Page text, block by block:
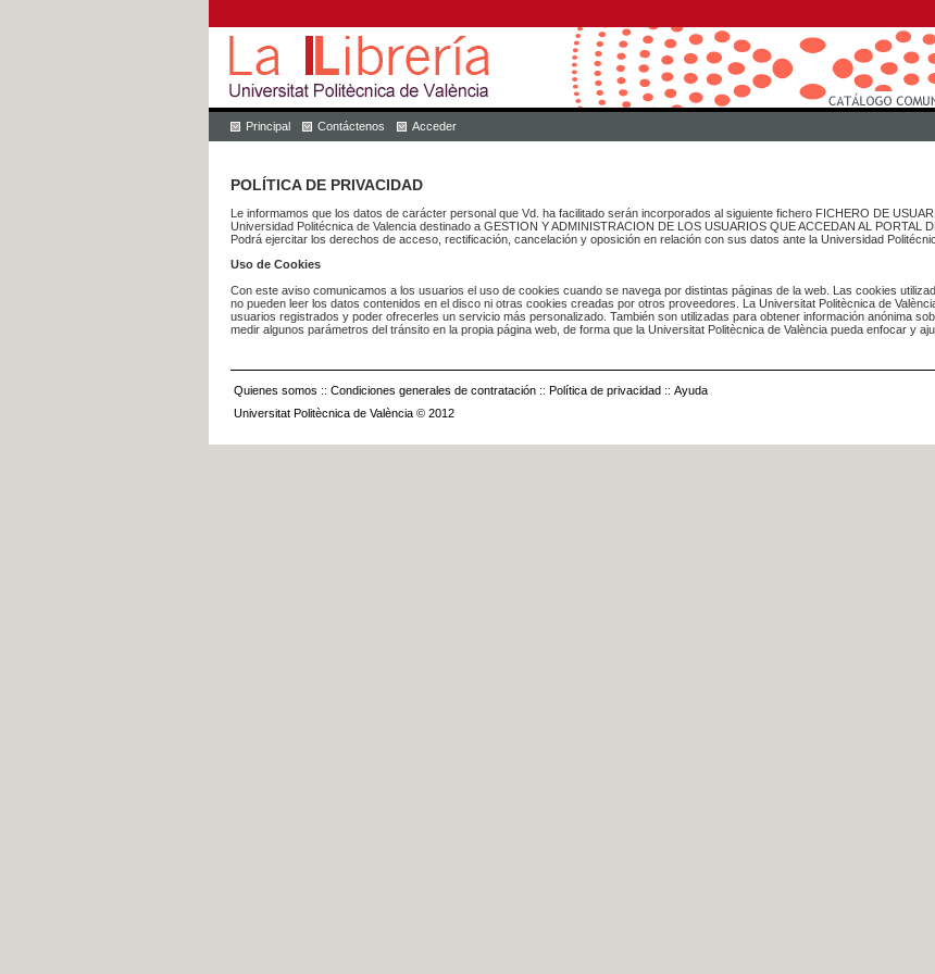
Principal Contáctenos Acceder
POLÍTICA DE PRIVACIDAD
Le informamos que los datos de carácter personal que Vd. ha facilitado serán incorporados al siguiente fichero FICHERO DE
Universidad Politécnica de Valencia destinado a GESTION Y ADMINISTRACION DE LOS USUARIOS QUE ACCEDAN AL PORTAL
Podrá ejercitar los derechos de acceso, rectificación, cancelación y oposición en relación con sus datos ante la Universidad
Uso de Cookies
Con este aviso comunicamos a los usuarios el uso de cookies cuando se navega por distintas páginas de la web. Las cookies
no pueden leer los datos contenidos en el disco ni otras cookies creadas por otros proveedores. La Universitat Politècnica de
usuarios registrados y poder ofrecerles un servicio más personalizado. También son utilizadas para obtener información anónima
medir algunos parámetros del tránsito en la propia página web, de forma que la Universitat Politècnica de València pueda enfocar y
Quienes somos :: Condiciones generales de contratación :: Política de privacidad :: Ayuda
Universitat Politècnica de València © 2012